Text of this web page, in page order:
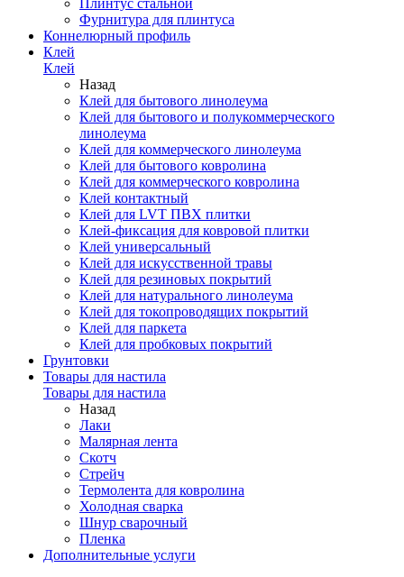
Плинтус стальной
Фурнитура для плинтуса
Коннелюрный профиль
Клей
Клей
Назад
Клей для бытового линолеума
Клей для бытового и полукоммерческого
линолеума
Клей для коммерческого линолеума
Клей для бытового ковролина
Клей для коммерческого ковролина
Клей контактный
Клей для LVT ПВХ плитки
Клей-фиксация для ковровой плитки
Клей универсальный
Клей для искусственной травы
Клей для резиновых покрытий
Клей для натурального линолеума
Клей для токопроводящих покрытий
Клей для паркета
Клей для пробковых покрытий
Грунтовки
Товары для настила
Товары для настила
Назад
Лаки
Малярная лента
Скотч
Стрейч
Термолента для ковролина
Холодная сварка
Шнур сварочный
Пленка
Дополнительные услуги